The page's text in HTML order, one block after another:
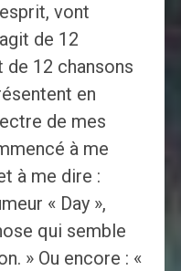
vont
de 12
de 12 chansons
en
de mes
à me
à me dire :
« Day »,
qui semble
» Ou encore : «